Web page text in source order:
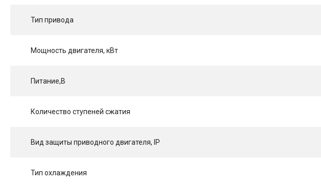
Тип привода
Мощность двигателя, кВт
Питание,В
Количество ступеней сжатия
Вид защиты приводного двигателя, IP
Тип охлаждения